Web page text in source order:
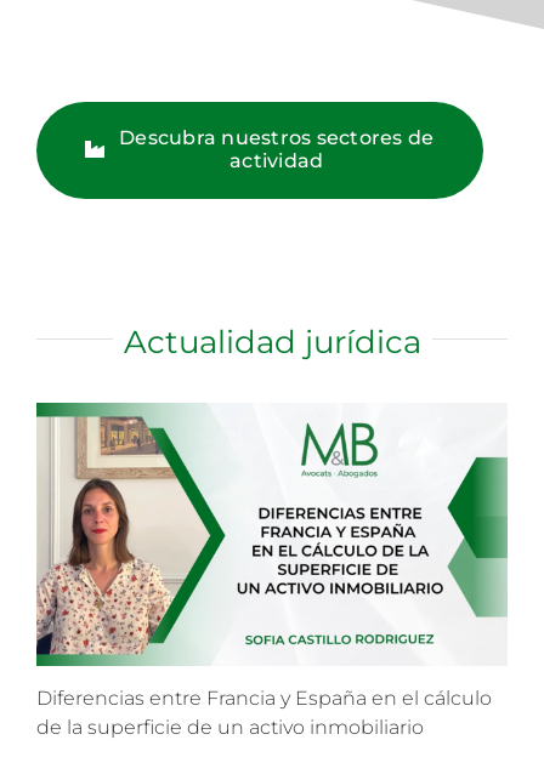
Descubra nuestros sectores de
actividad
Actualidad jurídica
Diferencias entre Francia y España en el cálculo
de la superficie de un activo inmobiliario